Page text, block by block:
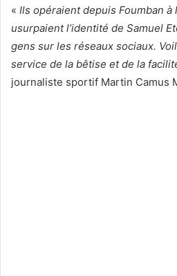
« Ils opéraient depuis Foumban à
usurpaient l’identité de Samuel
gens sur les réseaux sociaux.
service de la bêtise et de la
journaliste sportif Martin Camus